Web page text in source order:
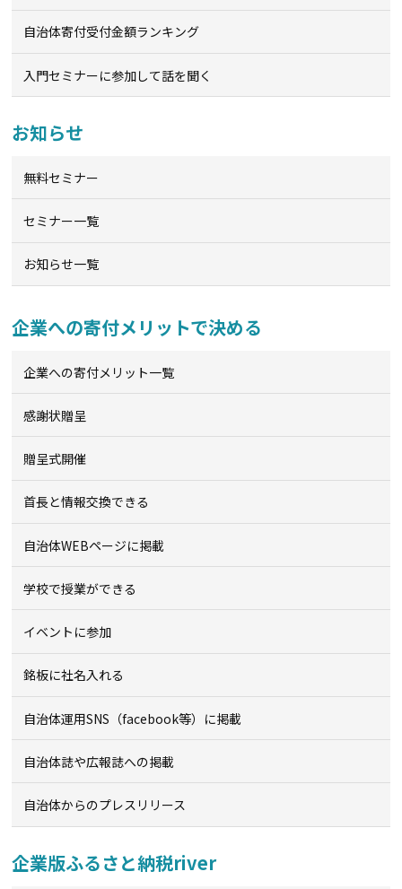
自治体寄付受付金額ランキング
入門セミナーに参加して話を聞く
お知らせ
無料セミナー
セミナー一覧
お知らせ一覧
企業への寄付メリットで決める
企業への寄付メリット一覧
感謝状贈呈
贈呈式開催
首長と情報交換できる
自治体WEBページに掲載
学校で授業ができる
イベントに参加
銘板に社名入れる
自治体運用SNS（facebook等）に掲載
自治体誌や広報誌への掲載
自治体からのプレスリリース
企業版ふるさと納税river